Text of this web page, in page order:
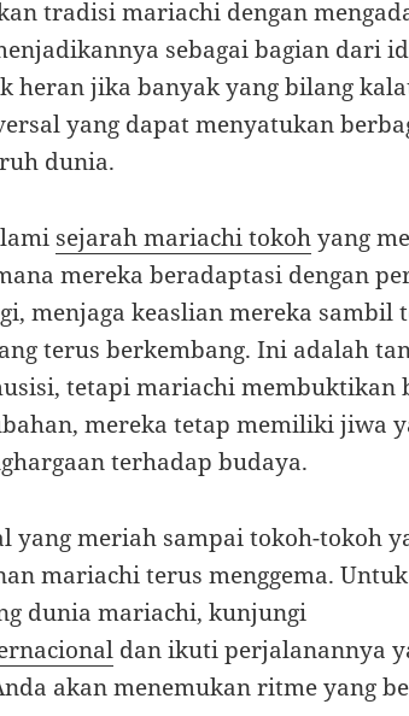
tradisi mariachi dengan
sebagai bagian dari
heran jika banyak yang bilang
yang dapat menyatukan
dunia.
sejarah mariachi tokohyang
mereka beradaptasi dengan
menjaga keaslian mereka sambil
terus berkembang. Ini adalah
tetapi mariachi membuktikan
mereka tetap memiliki jiwa
terhadap budaya.
yang meriah sampai tokoh-tokoh
mariachi terus menggema.
dunia mariachi, kunjungi
dan ikuti perjalanannya
akan menemukan ritme yang